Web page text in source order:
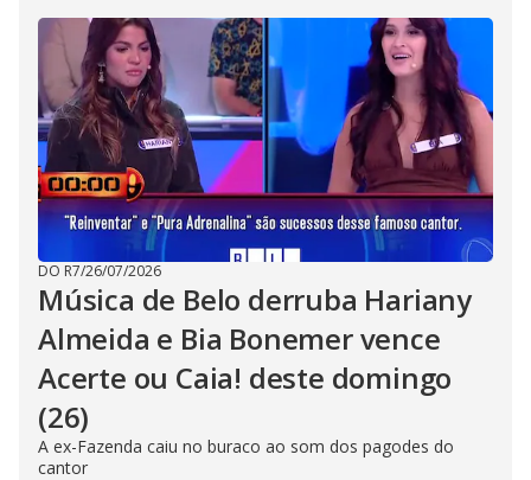
DO R7/26/07/2026
Música de Belo derruba Hariany
Almeida e Bia Bonemer vence
Acerte ou Caia! deste domingo
(26)
A ex-Fazenda caiu no buraco ao som dos pagodes do
cantor